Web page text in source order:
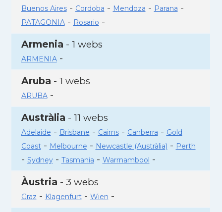
Buenos Aires- Cordoba - Mendoza - Parana -
PATAGONIA- Rosario -
Armenia - 1 webs
ARMENIA-
Aruba - 1 webs
ARUBA-
Austràlia - 11 webs
Adelaide - Brisbane - Cairns- Canberra - Gold
Coast- Melbourne - Newcastle (Austràlia) - Perth
- Sydney- Tasmania - Warrnambool -
Àustria - 3 webs
Graz - Klagenfurt- Wien -